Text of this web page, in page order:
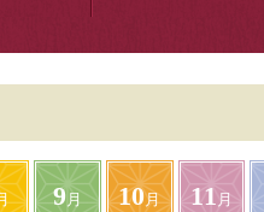
9月 10月 11 月